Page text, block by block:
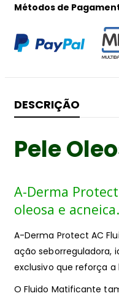
Métodos de
DESCRIÇÃO
Pele
A-Derma
oleosa e acneica.
A-Derma Protect AC
ação seborreguladora,
exclusivo que reforça
O Fluido Matificante